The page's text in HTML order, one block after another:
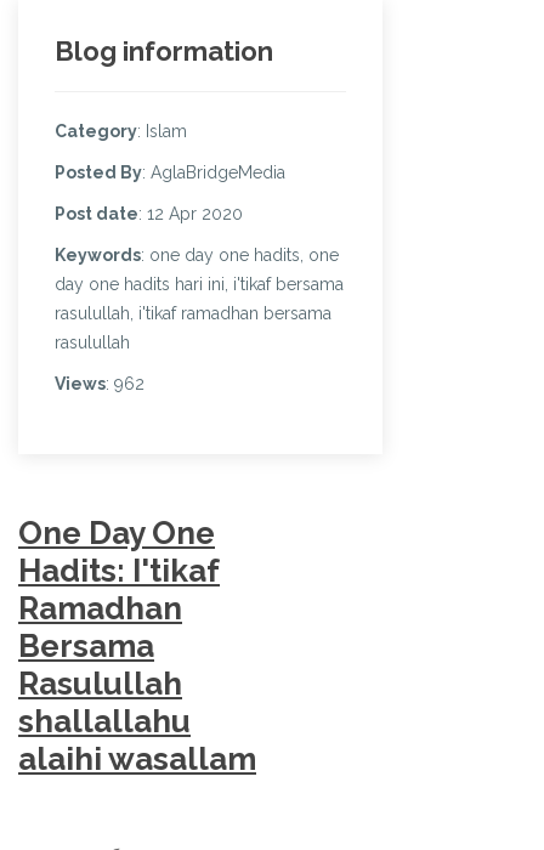
Blog information
Category: Islam
Posted By: AglaBridgeMedia
Post date: 12 Apr 2020
Keywords: one day one hadits, one
day one hadits hari ini, i'tikaf bersama
rasulullah, i'tikaf ramadhan bersama
rasulullah
Views: 962
One Day One
Hadits: I'tikaf
Ramadhan
Bersama
Rasulullah
shallallahu
alaihi wasallam